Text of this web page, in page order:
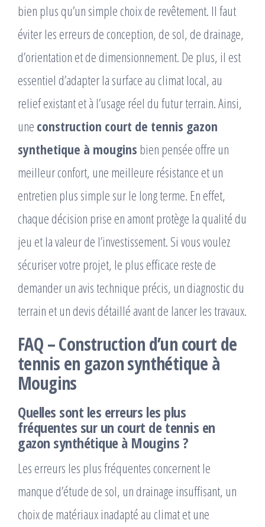
bien plus qu’un simple choix de revêtement. Il faut
éviter les erreurs de conception, de sol, de drainage,
d’orientation et de dimensionnement. De plus, il est
essentiel d’adapter la surface au climat local, au
relief existant et à l’usage réel du futur terrain. Ainsi,
une construction court de tennis gazon
synthetique à mougins bien pensée offre un
meilleur confort, une meilleure résistance et un
entretien plus simple sur le long terme. En effet,
chaque décision prise en amont protège la qualité du
jeu et la valeur de l’investissement. Si vous voulez
sécuriser votre projet, le plus efficace reste de
demander un avis technique précis, un diagnostic du
terrain et un devis détaillé avant de lancer les travaux.
FAQ – Construction d’un court de
tennis en gazon synthétique à
Mougins
Quelles sont les erreurs les plus
fréquentes sur un court de tennis en
gazon synthétique à Mougins ?
Les erreurs les plus fréquentes concernent le
manque d’étude de sol, un drainage insuffisant, un
choix de matériaux inadapté au climat et une